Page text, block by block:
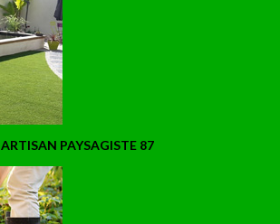
ARTISAN PAYSAGISTE 87